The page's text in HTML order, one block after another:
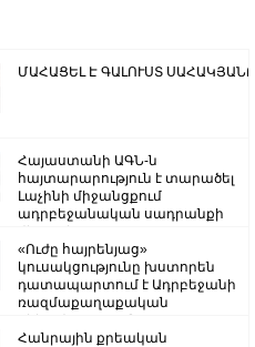
ՄԱՀԱՑԵԼ Է ԳԱԼՈՒՍՏ ՍԱՀԱԿՅԱՆԸ
Հայաստանի ԱԳՆ-ն
հայտարարություն է տարածել
Լաչինի միջանցքում
ադրբեջանական սադրանքի
«Ուժը հայրենյաց»
կուսակցությունը խստորեն
դատապարտում է Ադրբեջանի
ռազմաքաղաքական
Հանրային քրեական